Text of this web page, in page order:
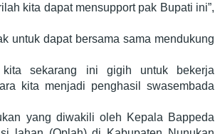
kita dapat mensupport pak Bupati ini”,
untuk dapat bersama sama mendukung
sekarang ini gigih untuk bekerja
kita menjadi penghasil swasembada
yang diwakili oleh Kepala Bappeda